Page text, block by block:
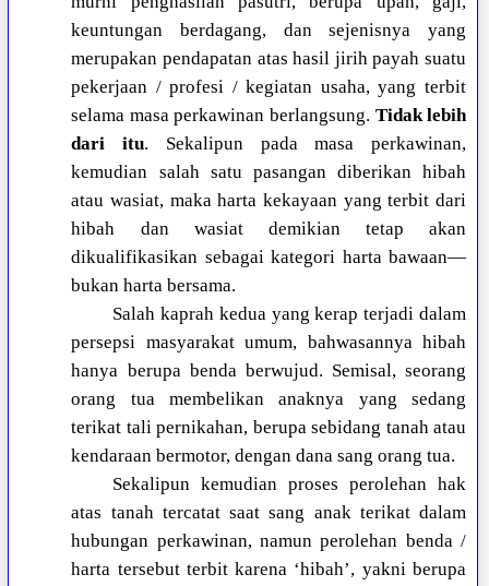
keuntungan berdagang, dan sejenisnya yang
merupakan pendapatan atas hasil jirih payah suatu
pekerjaan / profesi / kegiatan usaha, yang terbit
selama masa perkawinan berlangsung. Tidak lebih
dari itu. Sekalipun pada masa perkawinan,
kemudian salah satu pasangan diberikan hibah
atau wasiat, maka harta kekayaan yang terbit dari
hibah dan wasiat demikian tetap akan
dikualifikasikan sebagai kategori harta bawaan—
bukan harta bersama.
Salah kaprah kedua yang kerap terjadi dalam
persepsi masyarakat umum, bahwasannya hibah
hanya berupa benda berwujud. Semisal, seorang
orang tua membelikan anaknya yang sedang
terikat tali pernikahan, berupa sebidang tanah atau
kendaraan bermotor, dengan dana sang orang tua.
Sekalipun kemudian proses perolehan hak
atas tanah tercatat saat sang anak terikat dalam
hubungan perkawinan, namun perolehan benda /
harta tersebut terbit karena ‘hibah’, yakni berupa